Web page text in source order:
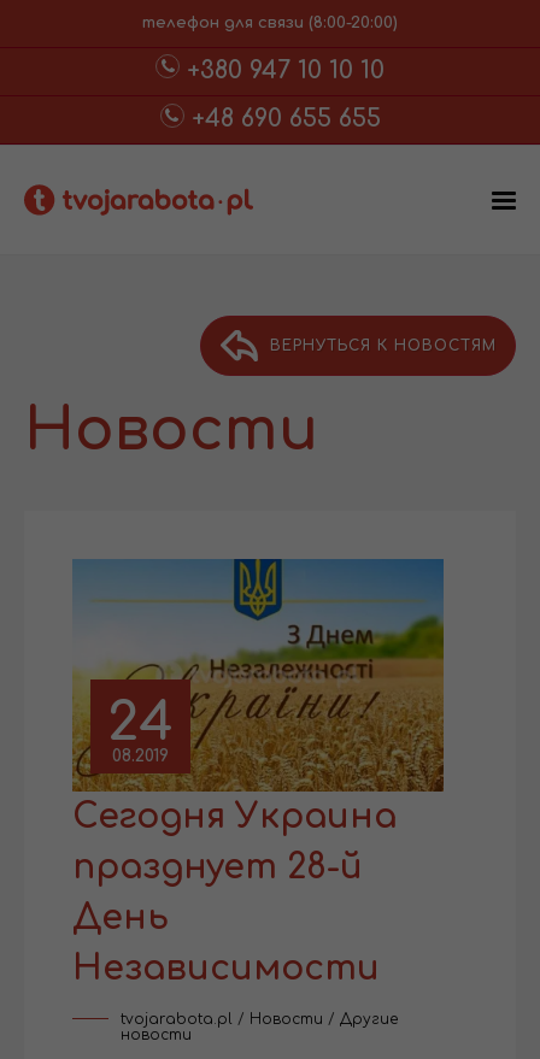
телефон для связи (8:00-20:00)
+380 947 10 10 10
+48 690 655 655
ВЕРНУТЬСЯ К НОВОСТЯМ
Новости
24
08.2019
Сегодня Украина
празднует 28-й
День
Независимости
tvojarabota.pl / Новости / Другие
новости